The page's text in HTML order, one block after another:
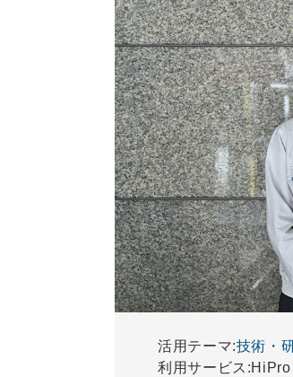
活用テーマ:技術・
利用サービス: